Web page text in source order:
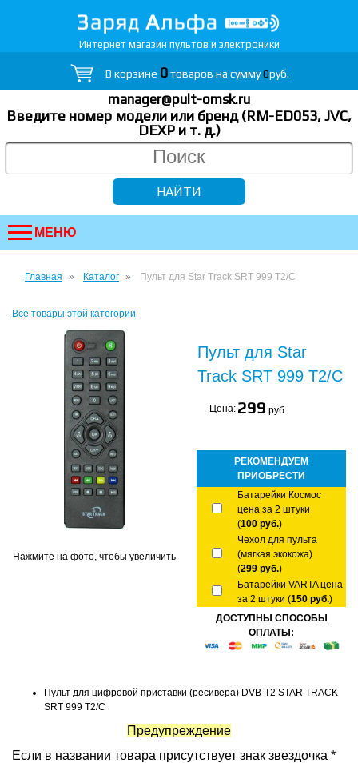
Интернет магазин пультов и электроники
В корзине 0товаров на сумму0руб.
manager@pult-omsk.ru
Введите номер модели или бренд (RM-ED053, JVC,
DEXP и т. д.)
МЕНЮ
Главная Каталог Пульт для Star Track SRT 999 T2/C
Все товары этой категории
Нажмите на фото, чтобы увеличить
Пульт для Star
Track SRT 999 T2/C
Цена: 299 руб.
РЕКОМЕНДУЕМ
ПРИОБРЕСТИ
Батарейки Космос
цена за 2 штуки
(100 руб.)
Чехол для пульта
(мягкая экокожа)
(299 руб.)
Батарейки VARTA цена
за 2 штуки (150 руб.)
ДОСТУПНЫ СПОСОБЫ
ОПЛАТЫ:
Пульт для цифровой приставки (ресивера) DVB-T2 STAR TRACK
SRT 999 T2/C
Предупреждение
Если в названии товара присутствует знак звездочка *